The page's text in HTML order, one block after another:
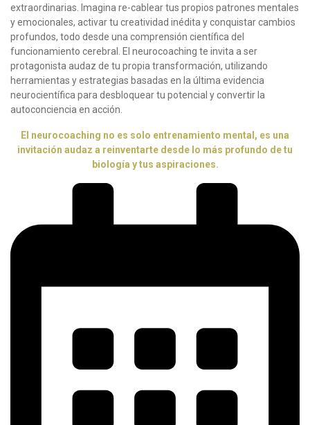
extraordinarias. Imagina re-cablear tus propios patrones mentales
y emocionales, activar tu creatividad inédita y conquistar cambios
profundos, todo desde una comprensión científica del
funcionamiento cerebral. El neurocoaching te invita a ser
protagonista audaz de tu propia transformación, utilizando
herramientas y estrategias basadas en la última evidencia
neurocientífica para desbloquear tu potencial y convertir la
autoconciencia en acción.
El neurocoaching no es solo entrenamiento mental, es una
invitación audaz a reinventarte desde lo más profundo de tu
biología y tus aspiraciones.